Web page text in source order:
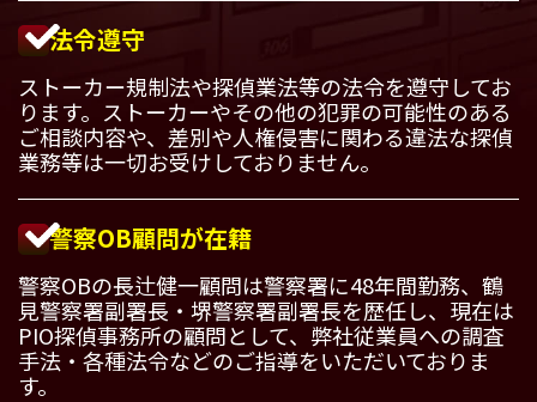
法令遵守
ストーカー規制法や探偵業法等の法令を遵守してお
ります。ストーカーやその他の犯罪の可能性のある
ご相談内容や、差別や人権侵害に関わる違法な探偵
業務等は一切お受けしておりません。
警察OB顧問が在籍
警察OBの長辻健一顧問は警察署に48年間勤務、鶴
見警察署副署長・堺警察署副署長を歴任し、現在は
PIO探偵事務所の顧問として、弊社従業員への調査
手法・各種法令などのご指導をいただいておりま
す。